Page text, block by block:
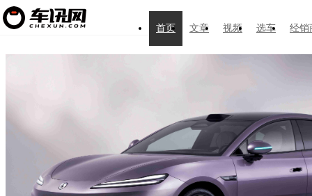
首页 文章 视频 选车 经销